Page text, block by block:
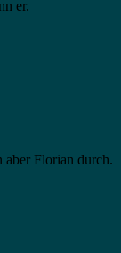
er.
aber Florian durch.